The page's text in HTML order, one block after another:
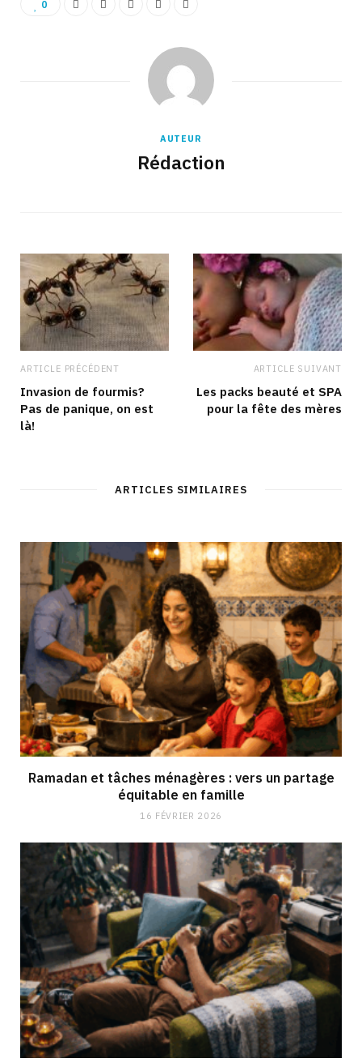
0
AUTEUR
Rédaction
ARTICLE PRÉCÉDENT
Invasion de fourmis?
Pas de panique, on est
là!
ARTICLE SUIVANT
Les packs beauté et SPA
pour la fête des mères
ARTICLES SIMILAIRES
Ramadan et tâches ménagères : vers un partage
équitable en famille
16 FÉVRIER 2026